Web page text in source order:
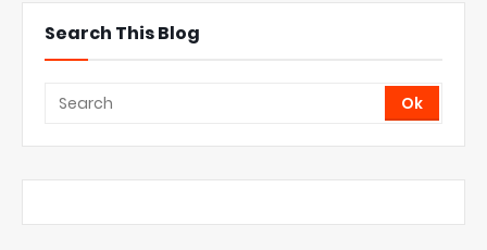
Search This Blog